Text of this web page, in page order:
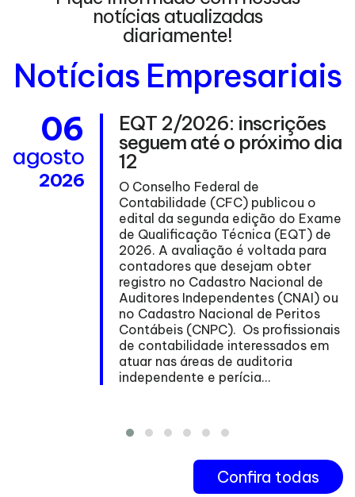
notícias atualizadas
diariamente!
Notícias Empresariais
06
agosto
2026
EQT 2/2026: inscrições
seguem até o próximo dia
12
O Conselho Federal de
Contabilidade (CFC) publicou o
edital da segunda edição do Exame
de Qualificação Técnica (EQT) de
2026. A avaliação é voltada para
contadores que desejam obter
registro no Cadastro Nacional de
Auditores Independentes (CNAI) ou
no Cadastro Nacional de Peritos
Contábeis (CNPC). Os profissionais
de contabilidade interessados em
atuar nas áreas de auditoria
independente e perícia...
Confira todas